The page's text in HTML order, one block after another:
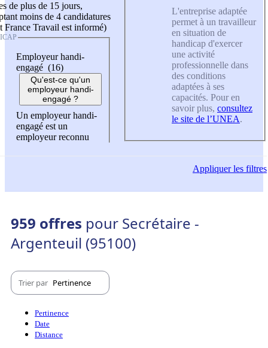
de plus de 15 jours,
moins de 4 candidatures
France Travail est informé)
Employeur handi-
engagé (16)
Qu'est-ce qu'un
employeur handi-
engagé ?
Un employeur handi-
engagé est un
employeur reconnu
L'entreprise adaptée
permet à un travailleur
en situation de
handicap d'exercer
une activité
professionnelle dans
des conditions
adaptées à ses
capacités. Pour en
savoir plus, consultez
le site de l’UNEA.
Appliquerles filtres
959 offres pour Secrétaire -
Argenteuil (95100)
Trier par Pertinence
Pertinence
Date
Distance